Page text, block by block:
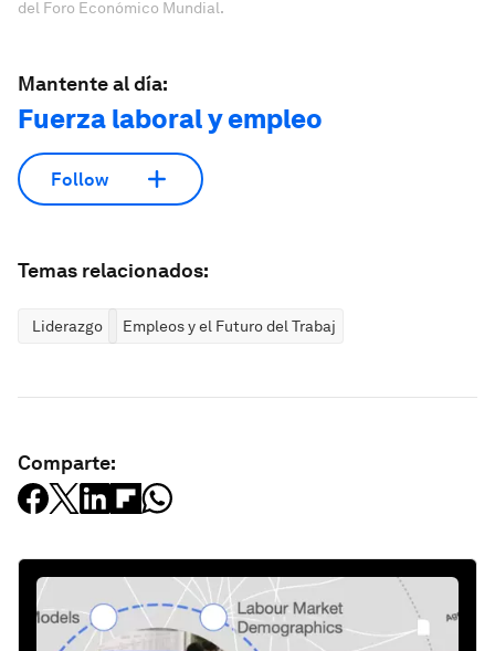
del Foro Económico Mundial.
Mantente al día:
Fuerza laboral y empleo
Follow
Temas relacionados:
Liderazgo Empleos y el Futuro del Trabajo
Comparte: